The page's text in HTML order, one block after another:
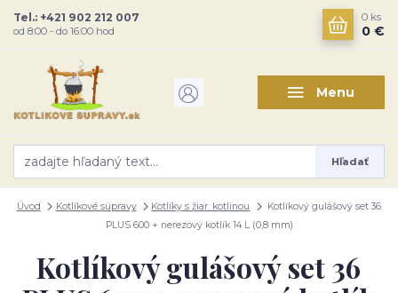
Menu
Hľadať
Tel.: +421 902 212 007
od 8:00 - do 16:00 hod
0 ks
0 €
Úvod Kotlíkové súpravy Kotlíky s žiar. kotlinou
Kotlíkový gulášový set 36
PLUS 600 + nerezový kotlík 14 L (0,8 mm)
Kotlíkový gulášový set 36